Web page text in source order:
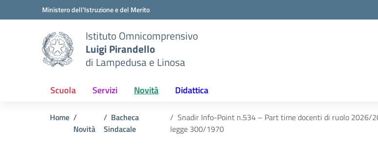
Vai ai contenuti
Vai al menu di navigazioneMinistero dell'Istruzione e del Merito
Istituto Omnicomprensivo
Luigi Pirandello
di Lampedusa e Linosa
Scuola Servizi Novità Didattica
Home
Novità
Bacheca
Sindacale
Snadir Info-Point n.534 – Part time docenti di ruolo 2026/
legge 300/1970